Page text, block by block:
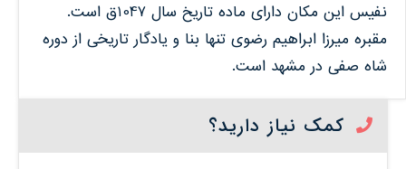
نفیس این مکان دارای ماده تاریخ سال 1047ق است.
مقبره میرزا ابراهیم رضوی تنها بنا و یادگار تاریخی از دوره
شاه صفی در مشهد است.
کمک نیاز دارید؟